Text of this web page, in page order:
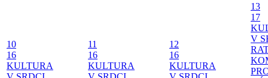
10
16
KULTURA
11
16
KULTURA
12
16
KULTURA
13
17
V